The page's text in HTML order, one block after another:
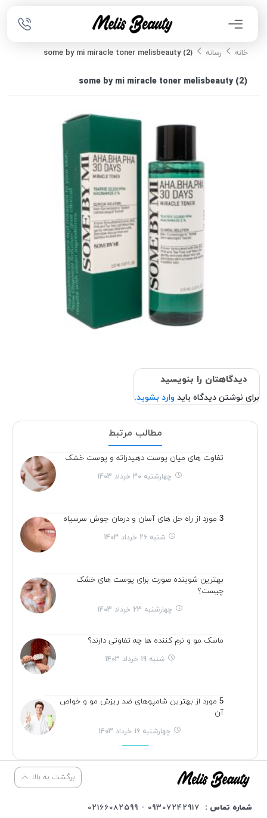
خانه رسانه some by mi miracle toner melisbeauty (2)
some by mi miracle toner melisbeauty (2)
دیدگاهتان را بنویسید
برای نوشتن دیدگاه باید وارد بشوید.
مطالب مرتبط
تفاوت های میان پوست دهیدراته و پوست خشک
چهارشنبه 30 خرداد 1403
3 مورد از راه حل های آسان و درمان جوش سرسیاه
شنبه 26 خرداد 1403
بهترین شوینده صورت برای پوست های خشک
چیست؟
چهارشنبه 23 خرداد 1403
ماسک مو و نرم کننده ها چه تفاوتی دارند؟
شنبه 19 خرداد 1403
5 مورد از بهترین شامپوهای ضد ریزش مو و خواص
آن
چهارشنبه 16 خرداد 1403
برگشت به بالا
شماره تماس :
09307242917 - 02166082599